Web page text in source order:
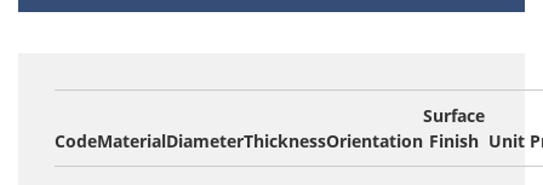
CodeMaterialDiameterThicknessOrientation
Surface
Finish Unit